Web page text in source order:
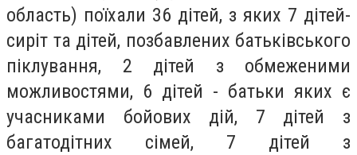
область) поїхали 36 дітей, з яких 7 дітей-
сиріт та дітей, позбавлених батьківського
піклування, 2 дітей з обмеженими
можливостями, 6 дітей - батьки яких є
учасниками бойових дій, 7 дітей з
багатодітних сімей, 7 дітей з